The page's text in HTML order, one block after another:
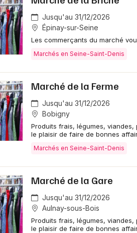
Jusqu'au 31/12/2026
Épinay-sur-Seine
Les commerçants du marché
Marchés en Seine-Saint-Denis
Marché de la Ferme
Jusqu'au 31/12/2026
Bobigny
Produits frais, légumes,
le plaisir de faire de bonnes
Marchés en Seine-Saint-Denis
Marché de la Gare
Jusqu'au 31/12/2026
Aulnay-sous-Bois
Produits frais, légumes,
le plaisir de faire de bonnes